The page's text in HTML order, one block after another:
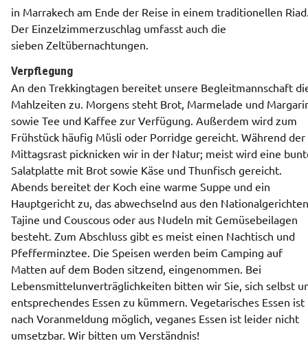
in Marrakech am Ende der Reise in einem traditionellen
Der Einzelzimmerzuschlag umfasst auch die
sieben Zeltübernachtungen.
Verpflegung
An den Trekkingtagen bereitet unsere Begleitmannschaft
Mahlzeiten zu. Morgens steht Brot, Marmelade und
sowie Tee und Kaffee zur Verfügung. Außerdem wird zum
Frühstück häufig Müsli oder Porridge gereicht. Während der
Mittagsrast picknicken wir in der Natur; meist wird eine
Salatplatte mit Brot sowie Käse und Thunfisch gereicht.
Abends bereitet der Koch eine warme Suppe und ein
Hauptgericht zu, das abwechselnd aus den Nationalgerichten
Tajine und Couscous oder aus Nudeln mit Gemüsebeilagen
besteht. Zum Abschluss gibt es meist einen Nachtisch und
Pfefferminztee. Die Speisen werden beim Camping auf
Matten auf dem Boden sitzend, eingenommen. Bei
Lebensmittelunverträglichkeiten bitten wir Sie, sich selbst
entsprechendes Essen zu kümmern. Vegetarisches Essen ist
nach Voranmeldung möglich, veganes Essen ist leider nicht
umsetzbar. Wir bitten um Verständnis!